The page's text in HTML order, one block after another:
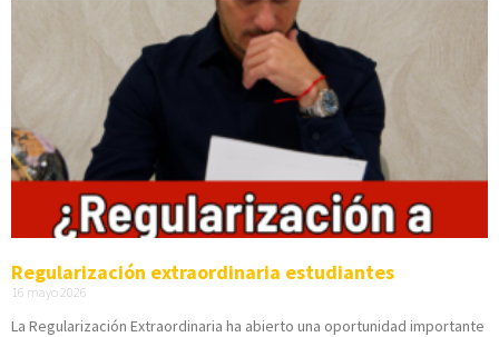
Regularización extraordinaria estudiantes
16 mayo 2026
La Regularización Extraordinaria ha abierto una oportunidad importante